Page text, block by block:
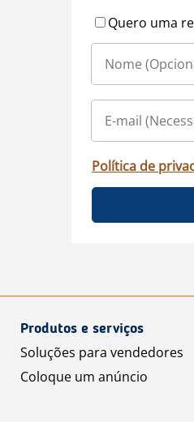
Quero uma
Política de
Produtos e serviços
Soluções para vendedores
Coloque um anúncio